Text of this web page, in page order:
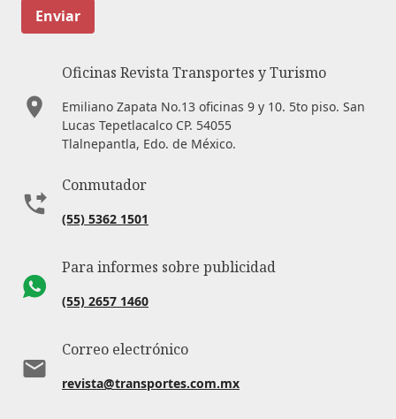
Enviar
Oficinas Revista Transportes y Turismo
Emiliano Zapata No.13 oficinas 9 y 10. 5to piso. San
Lucas Tepetlacalco CP. 54055
Tlalnepantla, Edo. de México.
Conmutador
(55) 5362 1501
Para informes sobre publicidad
(55) 2657 1460
Correo electrónico
revista@transportes.com.mx